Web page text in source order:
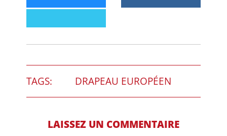
TAGS: DRAPEAU EUROPÉEN
LAISSEZ UN COMMENTAIRE